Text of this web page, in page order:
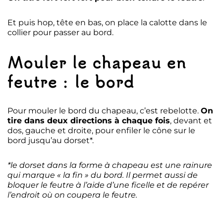
Et puis hop, tête en bas, on place la calotte dans le
collier pour passer au bord.
Mouler le chapeau en
feutre : le bord
Pour mouler le bord du chapeau, c’est rebelotte. On
tire dans deux directions à chaque fois, devant et
dos, gauche et droite, pour enfiler le cône sur le
bord jusqu’au dorset*.
*le dorset dans la forme à chapeau est une rainure
qui marque « la fin » du bord. Il permet aussi de
bloquer le feutre à l’aide d’une ficelle et de repérer
l’endroit où on coupera le feutre.